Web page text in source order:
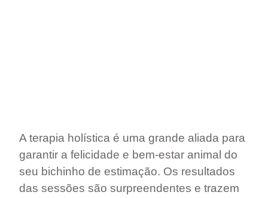
A terapia holística é uma grande aliada para
garantir a felicidade e bem-estar animal do
seu bichinho de estimação. Os resultados
das sessões são surpreendentes e trazem